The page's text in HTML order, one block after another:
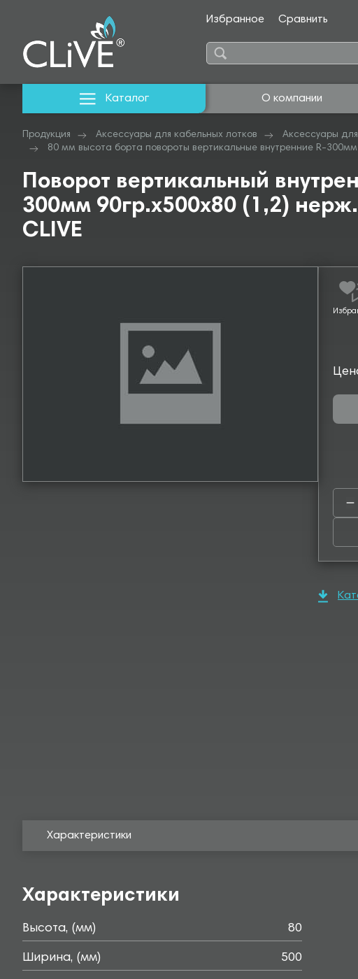
Избранное Сравнить
Каталог О компании
Продукция Аксессуары для кабельных лотков Аксессуары
80 мм высота борта повороты вертикальные внутренние R-300мм
Поворот вертикальный
300мм 90гр.х500х80 (1,2)
CLIVE
Характеристики
Характеристики
Высота, (мм) 80
Ширина, (мм) 500